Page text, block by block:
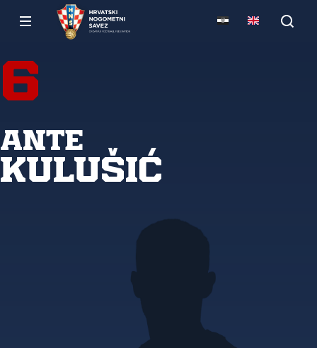
6
Ante
Kulušić